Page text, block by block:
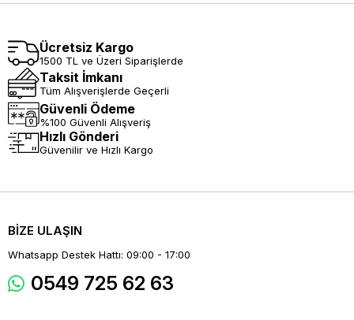
Ücretsiz Kargo
1500 TL ve Üzeri Siparişlerde
Taksit İmkanı
Tüm Alışverişlerde Geçerli
Güvenli Ödeme
%100 Güvenli Alışveriş
Hızlı Gönderi
Güvenilir ve Hızlı Kargo
BİZE ULAŞIN
Whatsapp Destek Hattı: 09:00 - 17:00
0549 725 62 63